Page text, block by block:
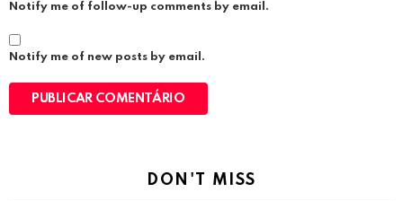
Notify me of follow-up comments by email.
Notify me of new posts by email.
DON'T MISS